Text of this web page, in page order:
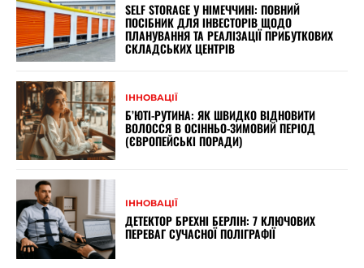
SELF STORAGE У НІМЕЧЧИНІ: ПОВНИЙ
ПОСІБНИК ДЛЯ ІНВЕСТОРІВ ЩОДО
ПЛАНУВАННЯ ТА РЕАЛІЗАЦІЇ ПРИБУТКОВИХ
СКЛАДСЬКИХ ЦЕНТРІВ
ІННОВАЦІЇ
Б’ЮТІ-РУТИНА: ЯК ШВИДКО ВІДНОВИТИ
ВОЛОССЯ В ОСІННЬО-ЗИМОВИЙ ПЕРІОД
(ЄВРОПЕЙСЬКІ ПОРАДИ)
ІННОВАЦІЇ
ДЕТЕКТОР БРЕХНІ БЕРЛІН: 7 КЛЮЧОВИХ
ПЕРЕВАГ СУЧАСНОЇ ПОЛІГРАФІЇ